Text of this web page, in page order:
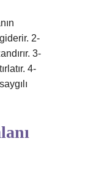
2-
3-
4-